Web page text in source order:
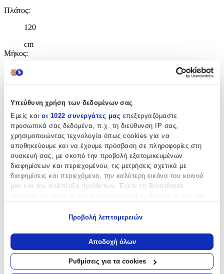
Υπεύθυνη χρήση των δεδομένων σας
Εμείς και οι 1022 συνεργάτες μας επεξεργαζόμαστε
προσωπικά σας δεδομένα, π.χ. τη διεύθυνση IP σας,
χρησιμοποιώντας τεχνολογία όπως cookies για να
αποθηκεύουμε και να έχουμε πρόσβαση σε πληροφορίες στη
συσκευή σας, με σκοπό την προβολή εξατομικευμένων
διαφημίσεων και περιεχομένου, τις μετρήσεις σχετικά με
διαφημίσεις και περιεχόμενο, την καλύτερη εικόνα του κοινού
μας και την ανάπτυξη προϊόντων. Έχετε τη δυνατότητα
Να συλλέξουμε πληροφορίες σχετικά με τη γεωγραφική
σας τοποθεσία, οι οποίες μπορεί να είναι ακριβείς σε
απόσταση μερικών μέτρων
Να αναγνωρίσουμε τη συσκευή σας σαρώνοντας ενεργά
Προβολή λεπτομερειών
Αποδοχή όλων
Ρυθμίσεις για τα cookies
Πλάτος:
120
cm
Μήκος:
cm
Χαρακτηριστικά
+
Χαρακτηριστικά
Κατασκευαστής:
Click